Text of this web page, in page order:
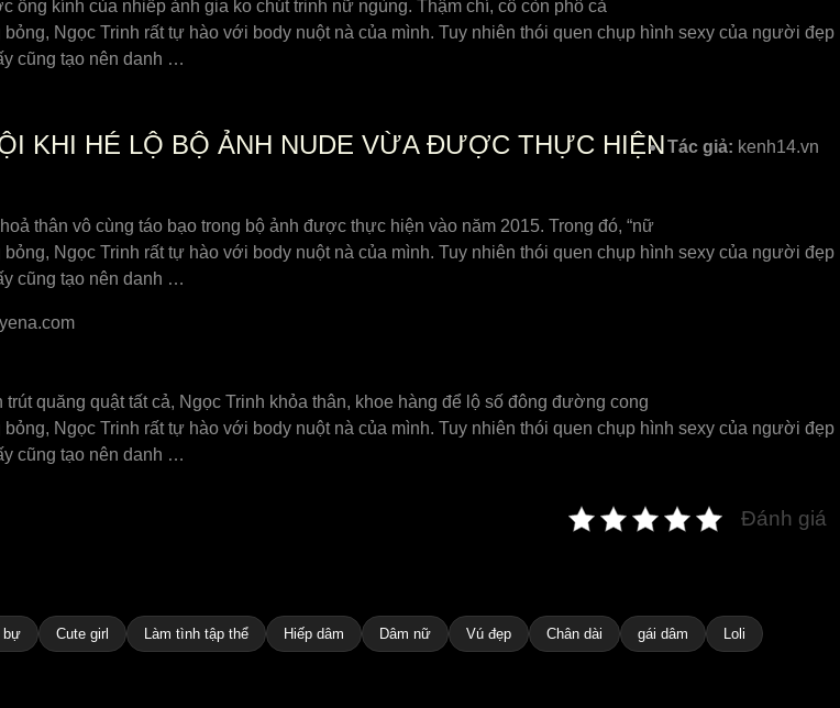
ống kính của nhiếp ảnh gia ko chút trinh nữ ngùng. Thậm chí, cô còn phô cả
Ngọc Trinh rất tự hào với body nuột nà của mình. Tuy nhiên thói quen chụp hình sexy của người đẹp
cũng tạo nên danh …
KHI HÉ LỘ BỘ ẢNH NUDE VỪA ĐƯỢC THỰC HIỆNTác giả: kenh14.vn
thân vô cùng táo bạo trong bộ ảnh được thực hiện vào năm 2015. Trong đó, “nữ
Ngọc Trinh rất tự hào với body nuột nà của mình. Tuy nhiên thói quen chụp hình sexy của người đẹp
cũng tạo nên danh …
quăng quật tất cả, Ngọc Trinh khỏa thân, khoe hàng để lộ số đông đường cong
Ngọc Trinh rất tự hào với body nuột nà của mình. Tuy nhiên thói quen chụp hình sexy của người đẹp
cũng tạo nên danh …
Đánh giá
bự Cute girl Làm tình tập thể Hiếp dâm Dâm nữ Vú đẹp Chân dài gái dâm Loli